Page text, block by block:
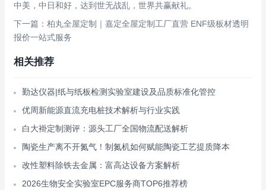
中美，中日和好，达到世无战乱，世界共赢献礼。
下一篇：柏丸全屋定制｜嘉定全屋定制工厂直营 ENF级板材透明
报价一站式服务
相关推荐
勤达仪器|纸与纸板检测实验室建设及品质标准化管控
优周新能源直流充电桩技术解析与行业实践
白大褂定制测评：源头工厂全国物流配送解析
陶瓷生产离不开氮气！制氮机如何赋能陶瓷工艺提质降本
改性塑料除铁去金属：富高达设备方案解析
2026生物安全实验室EPC服务商TOP6推荐榜